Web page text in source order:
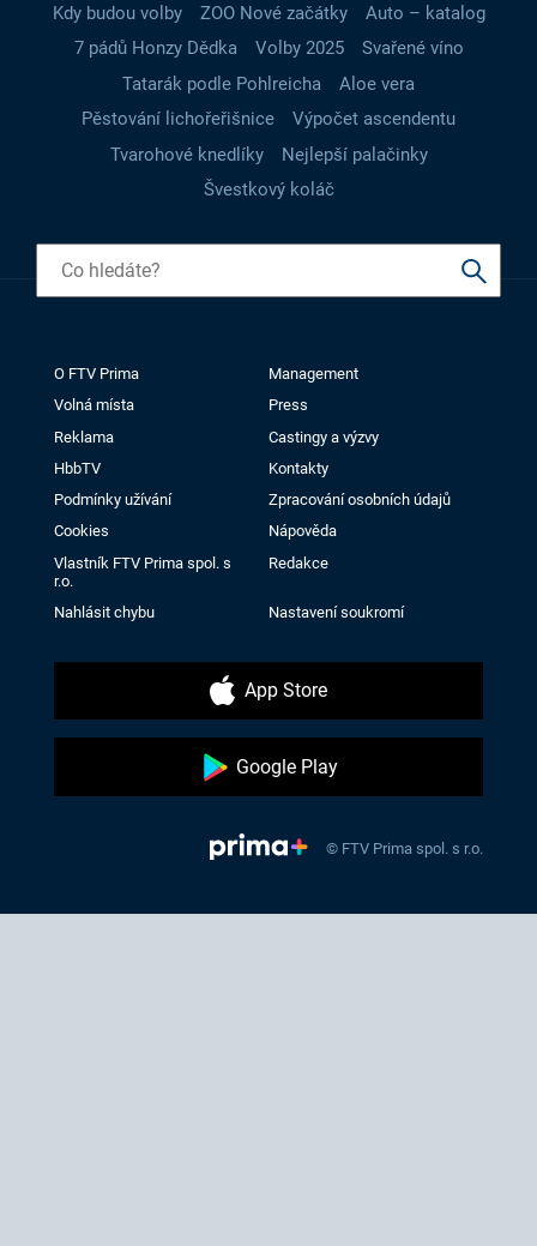
Kdy budou volby
ZOO Nové začátky
Auto – katalog
7 pádů Honzy Dědka
Volby 2025
Svařené víno
Tatarák podle Pohlreicha
Aloe vera
Pěstování lichořeřišnice
Výpočet ascendentu
Tvarohové knedlíky
Nejlepší palačinky
Švestkový koláč
O FTV Prima
Management
Volná místa
Press
Reklama
Castingy a výzvy
HbbTV
Kontakty
Podmínky užívání
Zpracování osobních údajů
Cookies
Nápověda
Vlastník FTV Prima spol. s
r.o.
Redakce
Nahlásit chybu Nastavení soukromí
App Store
Google Play
© FTV Prima spol. s r.o.